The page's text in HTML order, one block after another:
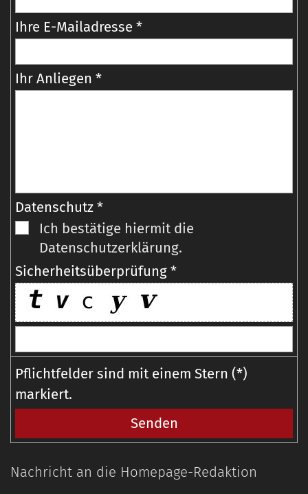
Ihre E-Mailadresse *
Ihr Anliegen *
Datenschutz *
Ich bestätige hiermit die
Datenschutzerklärung.
Sicherheitsüberprüfung *
Pflichtfelder sind mit einem Stern (*)
markiert.
Nachricht an die Homepage-Redaktion